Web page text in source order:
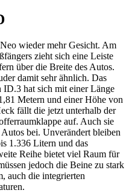
wieder mehr Gesicht. Am
zieht sich eine Leiste
über die Breite des Autos.
damit sehr ähnlich. Das
ID.3 hat sich mit einer Länge
Metern und einer Höhe von
fällt die jetzt unterhalb der
auf. Auch sie
bei. Unverändert bleiben
1.336 Litern und das
Reihe bietet viel Raum für
jedoch die Beine zu stark
auch die integrierten